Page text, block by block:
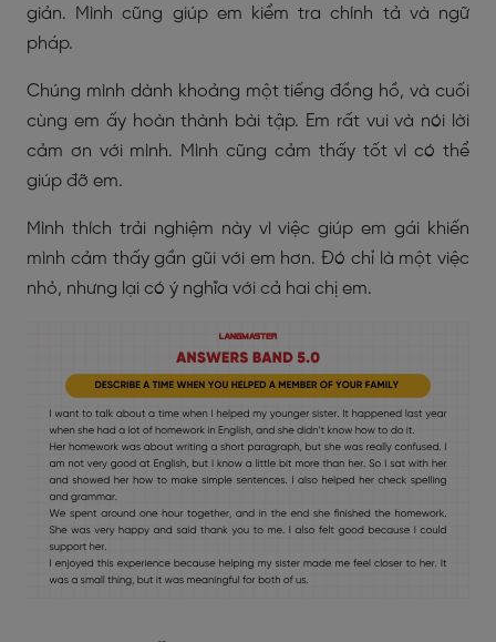
giản. Mình cũng giúp em kiểm tra chính tả và ngữ
pháp.
Chúng mình dành khoảng một tiếng đồng hồ, và cuối
cùng em ấy hoàn thành bài tập. Em rất vui và nói lời
cảm ơn với mình. Mình cũng cảm thấy tốt vì có thể
giúp đỡ em.
Mình thích trải nghiệm này vì việc giúp em gái khiến
mình cảm thấy gần gũi với em hơn. Đó chỉ là một việc
nhỏ, nhưng lại có ý nghĩa với cả hai chị em.